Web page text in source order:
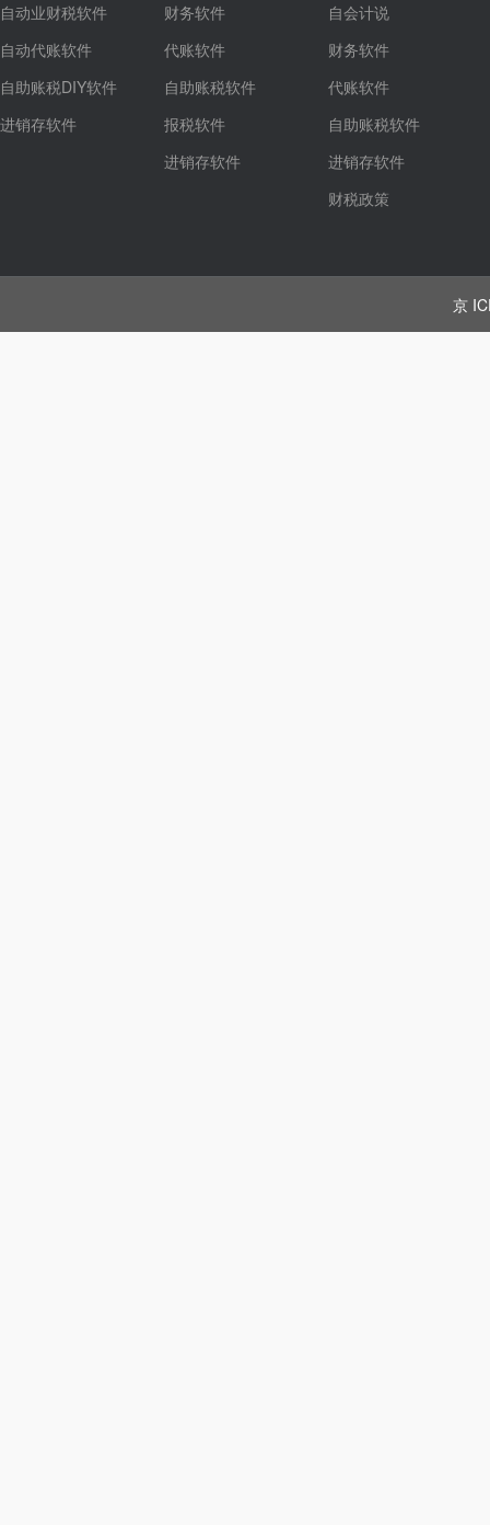
自动业财税软件
自动代账软件
自助账税DIY软件
进销存软件
财务软件
代账软件
自助账税软件
报税软件
进销存软件
自会计说
财务软件
代账软件
自助账税软件
进销存软件
财税政策
京